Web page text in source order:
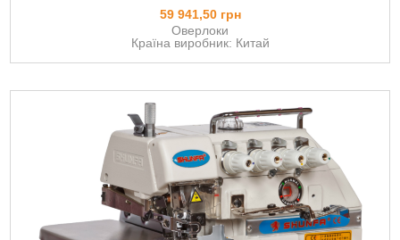
59 941,50 грн
Оверлоки
Країна виробник: Китай